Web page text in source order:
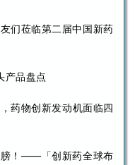
们莅临第二届中国新药
产品盘点
药物创新发动机面临四
膀！——「创新药全球布